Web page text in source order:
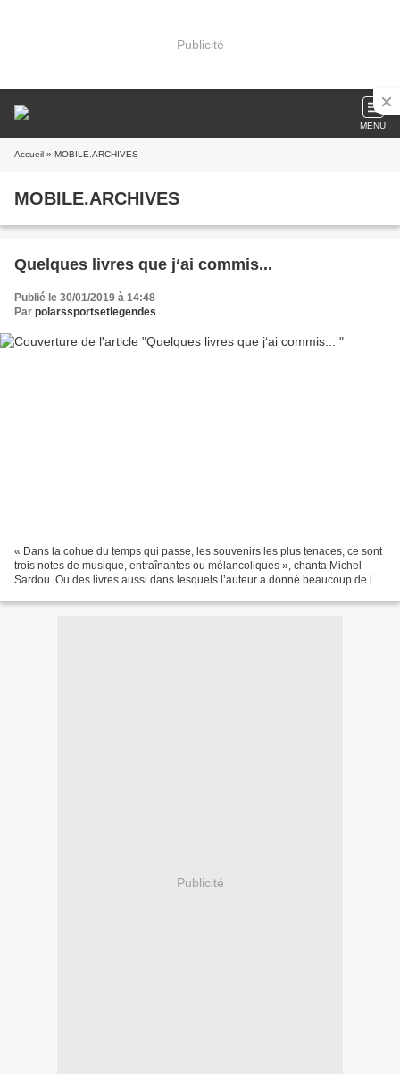
Publicité
MENU
Accueil » MOBILE.ARCHIVES
MOBILE.ARCHIVES
Quelques livres que j‘ai commis...
Publié le 30/01/2019 à 14:48
Par polarssportsetlegendes
« Dans la cohue du temps qui passe, les souvenirs les plus tenaces, ce sont
trois notes de musique, entraînantes ou mélancoliques », chanta Michel
Sardou. Ou des livres aussi dans lesquels l’auteur a donné beaucoup de lui-
Publicité